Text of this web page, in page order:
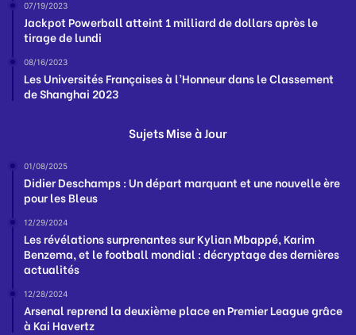
07/19/2023
Jackpot Powerball atteint 1 milliard de dollars après le
tirage de lundi
08/16/2023
Les Universités Françaises à l’Honneur dans le Classement
de Shanghai 2023
Sujets Mise à Jour
01/08/2025
Didier Deschamps : Un départ marquant et une nouvelle ère
pour les Bleus
12/29/2024
Les révélations surprenantes sur Kylian Mbappé, Karim
Benzema, et le football mondial : décryptage des dernières
actualités
12/28/2024
Arsenal reprend la deuxième place en Premier League grâce
à Kai Havertz